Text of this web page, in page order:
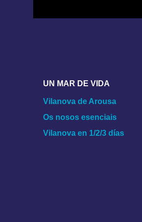
UN MAR DE VIDA
Vilanova de Arousa
Os nosos esenciais
Vilanova en 1/2/3 días